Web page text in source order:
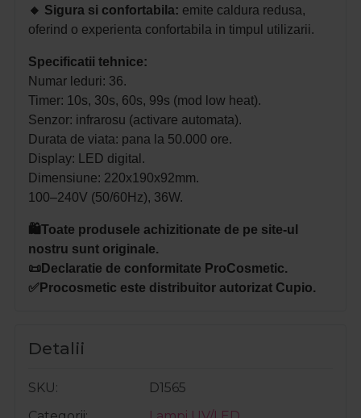
🔸 Sigura si confortabila: emite caldura redusa,
oferind o experienta confortabila in timpul utilizarii.
Specificatii tehnice:
Numar leduri: 36.
Timer: 10s, 30s, 60s, 99s (mod low heat).
Senzor: infrarosu (activare automata).
Durata de viata: pana la 50.000 ore.
Display: LED digital.
Dimensiune: 220x190x92mm.
100–240V (50/60Hz), 36W.
🛍️Toate produsele achizitionate de pe site-ul
nostru sunt originale.
📜Declaratie de conformitate ProCosmetic.
✅Procosmetic este distribuitor autorizat Cupio.
Detalii
SKU
D1565